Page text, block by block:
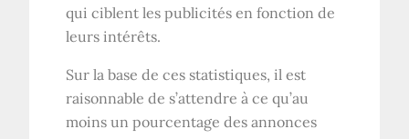
qui ciblent les publicités en fonction de
leurs intérêts.
Sur la base de ces statistiques, il est
raisonnable de s’attendre à ce qu’au
moins un pourcentage des annonces